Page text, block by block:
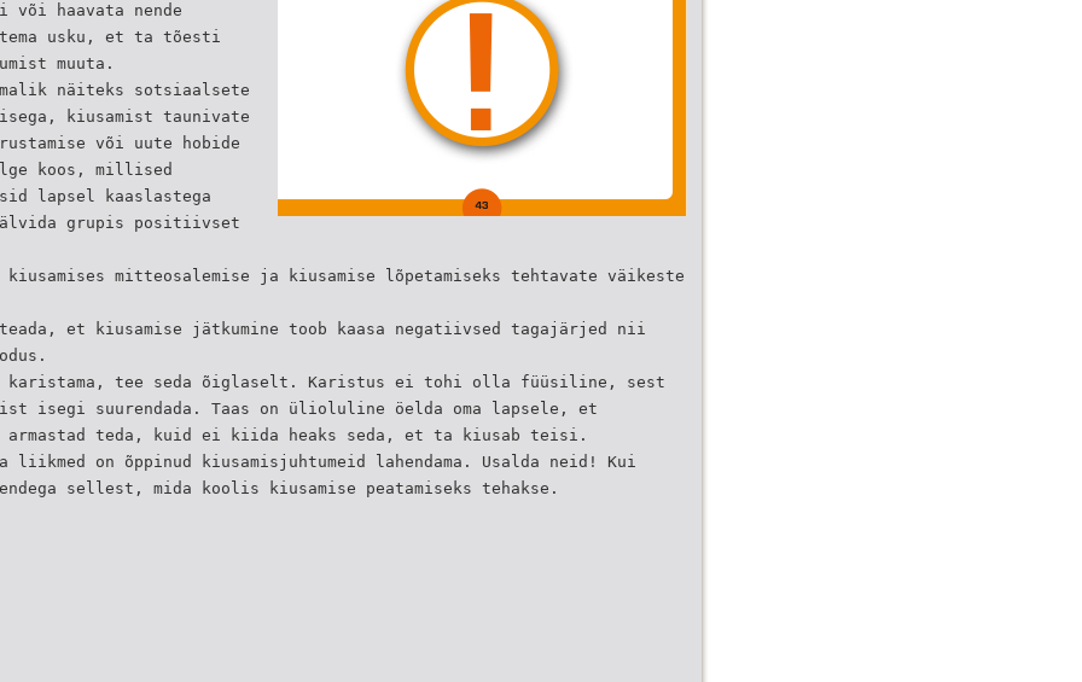
või haavata nende
usku, et ta tõesti
muuta.
näiteks sotsiaalsete
kiusamist taunivate
või uute hobide
koos, millised
lapsel kaaslastega
grupis positiivset
mitteosalemise ja kiusamise lõpetamiseks tehtavate väikeste
et kiusamise jätkumine toob kaasa negatiivsed tagajärjed nii
karistama, tee seda õiglaselt. Karistus ei tohi olla füüsiline, sest
isegi suurendada. Taas on ülioluline öelda oma lapsele, et
armastad teda, kuid ei kiida heaks seda, et ta kiusab teisi.
liikmed on õppinud kiusamisjuhtumeid lahendama. Usalda neid! Kui
sellest, mida koolis kiusamise peatamiseks tehakse.